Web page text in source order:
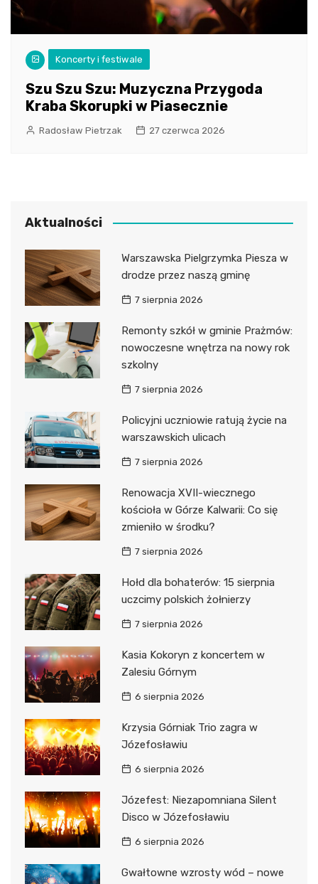
Koncerty i festiwale
Szu Szu Szu: Muzyczna Przygoda
Kraba Skorupki w Piasecznie
Radosław Pietrzak 27 czerwca 2026
Aktualności
Warszawska Pielgrzymka Piesza w
drodze przez naszą gminę
7 sierpnia 2026
Remonty szkół w gminie Prażmów:
nowoczesne wnętrza na nowy rok
szkolny
7 sierpnia 2026
Policyjni uczniowie ratują życie na
warszawskich ulicach
7 sierpnia 2026
Renowacja XVII-wiecznego
kościoła w Górze Kalwarii: Co się
zmieniło w środku?
7 sierpnia 2026
Hołd dla bohaterów: 15 sierpnia
uczcimy polskich żołnierzy
7 sierpnia 2026
Kasia Kokoryn z koncertem w
Zalesiu Górnym
6 sierpnia 2026
Krzysia Górniak Trio zagra w
Józefosławiu
6 sierpnia 2026
Józefest: Niezapomniana Silent
Disco w Józefosławiu
6 sierpnia 2026
Gwałtowne wzrosty wód – nowe